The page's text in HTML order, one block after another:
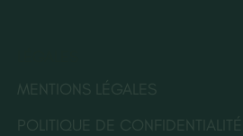
MENTIONS LÉGALES
POLITIQUE DE CONFIDENTIALITÉ